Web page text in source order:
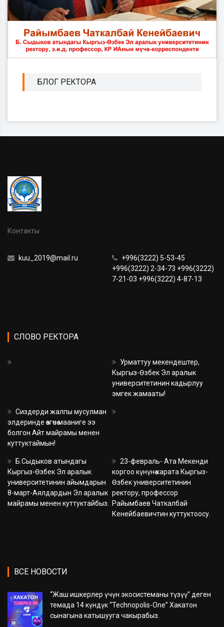
БЛОГ РЕКТОРА
Контакты
kuu_2019@mail.ru
+996(3222) 5-53-45
+996(3222) 2-34-73 +996(3222)
7-21-03 +996(3222) 4-87-13
СЛОВО РЕКТОРА
Урматтуу мекендештер,
Кыргыз-Өзбек Эл аралык
университетинин кадырлуу
эмгек жамааты!
Сиздерди жалпы мусулман
элдеринде өзгөчө мааниге ээ
болгон Айт майрамы менен
куттуктаймын!
Б.Сыдыков атындагы
Кыргыз-Өзбек Эл аралык
университетинин айымдарын
8-март-Аялдардын Эл аралык
майрамы менен куттуктайбыз.
23-февраль- Ата Мекенди
коргоо күнүнө карата Кыргыз-
Өзбек университетинин
ректору, профессор
Райымбаев Чаткалбай
Кенейбаевичтин куттуктоосу.
ВСЕ НОВОСТИ
“Жаш ишкерлер үчүн экосистеманы түзүү” деген
темада 14 күндүк “Technopolis-One” Хакатон
сынагына катышууга чакырабыз.